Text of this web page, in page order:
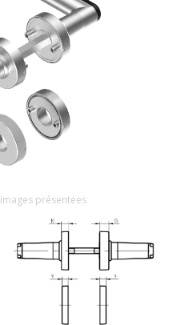
présentées